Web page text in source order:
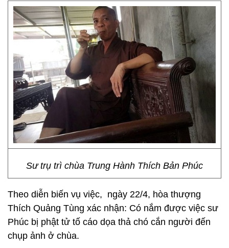
Sư trụ trì chùa Trung Hành Thích Bản Phúc
Theo diễn biến vụ việc, ngày 22/4, hòa thượng
Thích Quảng Tùng xác nhận: Có nắm được việc sư
Phúc bị phật tử tố cáo dọa thả chó cắn người đến
chụp ảnh ở chùa.